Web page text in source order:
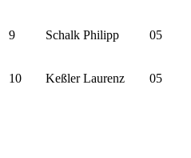
9 Schalk Philipp 05
10 Keßler Laurenz 05